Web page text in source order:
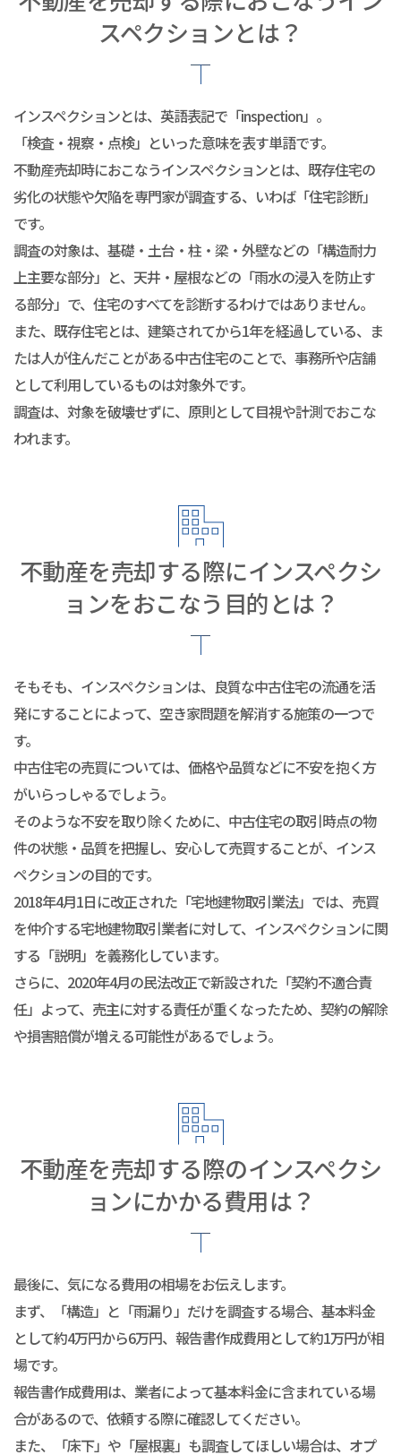
スペクションとは？
インスペクションとは、英語表記で「inspection」。
「検査・視察・点検」といった意味を表す単語です。
不動産売却時におこなうインスペクションとは、既存住宅の
劣化の状態や欠陥を専門家が調査する、いわば「住宅診断」
です。
調査の対象は、基礎・土台・柱・梁・外壁などの「構造耐力
上主要な部分」と、天井・屋根などの「雨水の浸入を防止す
る部分」で、住宅のすべてを診断するわけではありません。
また、既存住宅とは、建築されてから1年を経過している、ま
たは人が住んだことがある中古住宅のことで、事務所や店舗
として利用しているものは対象外です。
調査は、対象を破壊せずに、原則として目視や計測でおこな
われます。
不動産を売却する際にインスペクシ
ョンをおこなう目的とは？
そもそも、インスペクションは、良質な中古住宅の流通を活
発にすることによって、空き家問題を解消する施策の一つで
す。
中古住宅の売買については、価格や品質などに不安を抱く方
がいらっしゃるでしょう。
そのような不安を取り除くために、中古住宅の取引時点の物
件の状態・品質を把握し、安心して売買することが、インス
ペクションの目的です。
2018年4月1日に改正された「宅地建物取引業法」では、売買
を仲介する宅地建物取引業者に対して、インスペクションに関
する「説明」を義務化しています。
さらに、2020年4月の民法改正で新設された「契約不適合責
任」よって、売主に対する責任が重くなったため、契約の解除
や損害賠償が増える可能性があるでしょう。
不動産を売却する際のインスペクシ
ョンにかかる費用は？
最後に、気になる費用の相場をお伝えします。
まず、「構造」と「雨漏り」だけを調査する場合、基本料金
として約4万円から6万円、報告書作成費用として約1万円が相
場です。
報告書作成費用は、業者によって基本料金に含まれている場
合があるので、依頼する際に確認してください。
また、「床下」や「屋根裏」も調査してほしい場合は、オプ